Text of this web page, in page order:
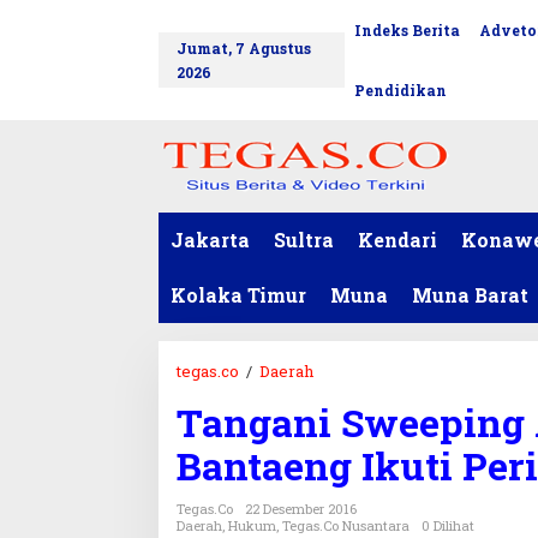
Jumat, 7 Agustus
2026
Indeks Berita
Pendidikan
Jakarta Sultra Kendari
Kolaka Timur Muna Muna Barat
tegas.co / Daerah
n
g
a
i
Tangani
Bantaeng Ikuti
Tegas.co
22 Desember 2016
Daerah, Hukum, Tegas.co Nusantara 0 Dilihat